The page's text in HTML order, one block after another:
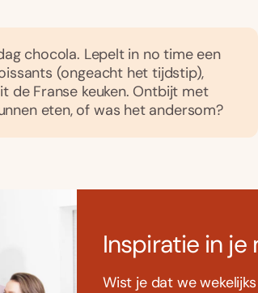
chocola. Lepelt in no time een
(ongeacht het tijdstip),
de Franse keuken. Ontbijt met
eten, of was het andersom?
Inspiratie in je
Wist je dat we